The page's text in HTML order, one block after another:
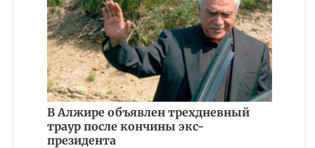
В Алжире объявлен трехдневный
траур после кончины экс-
президента